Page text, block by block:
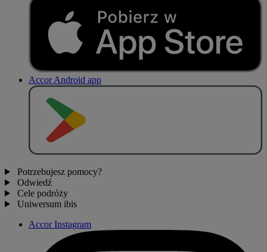
Accor Android app
Potrzebujesz pomocy?
Odwiedź
Cele podróży
Uniwersum ibis
Accor Instagram